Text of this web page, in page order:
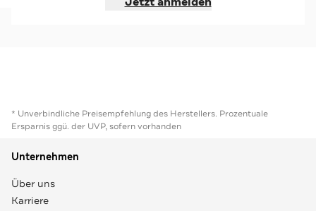
* Unverbindliche Preisempfehlung des Herstellers. Prozentuale
Ersparnis ggü. der UVP, sofern vorhanden
Unternehmen
Über uns
Karriere